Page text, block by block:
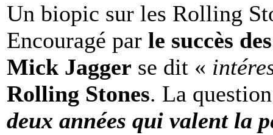
Un biopic sur les Rolling
Encouragé par le succès
Mick Jagger se dit «
Rolling Stones. La
deux années qui valent la